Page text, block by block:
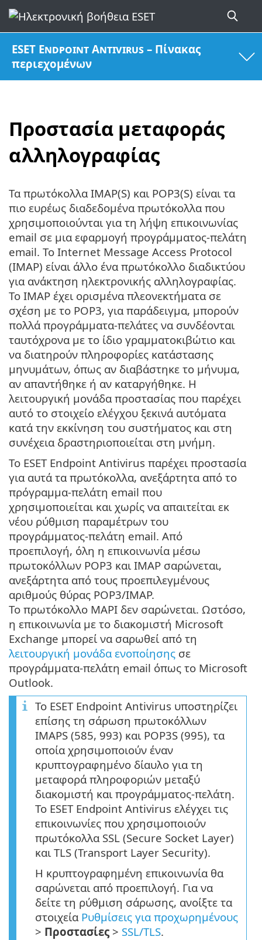
ESET Endpoint Antivirus – Πίνακας
περιεχομένων
Προστασία μεταφοράς
αλληλογραφίας
Τα πρωτόκολλα IMAP(S) και POP3(S) είναι τα
πιο ευρέως διαδεδομένα πρωτόκολλα που
χρησιμοποιούνται για τη λήψη επικοινωνίας
email σε μια εφαρμογή προγράμματος-πελάτη
email. Το Internet Message Access Protocol
(IMAP) είναι άλλο ένα πρωτόκολλο διαδικτύου
για ανάκτηση ηλεκτρονικής αλληλογραφίας.
Το IMAP έχει ορισμένα πλεονεκτήματα σε
σχέση με το POP3, για παράδειγμα, μπορούν
πολλά προγράμματα-πελάτες να συνδέονται
ταυτόχρονα με το ίδιο γραμματοκιβώτιο και
να διατηρούν πληροφορίες κατάστασης
μηνυμάτων, όπως αν διαβάστηκε το μήνυμα,
αν απαντήθηκε ή αν καταργήθηκε. Η
λειτουργική μονάδα προστασίας που παρέχει
αυτό το στοιχείο ελέγχου ξεκινά αυτόματα
κατά την εκκίνηση του συστήματος και στη
συνέχεια δραστηριοποιείται στη μνήμη.
Το ESET Endpoint Antivirus παρέχει προστασία
για αυτά τα πρωτόκολλα, ανεξάρτητα από το
πρόγραμμα-πελάτη email που
χρησιμοποιείται και χωρίς να απαιτείται εκ
νέου ρύθμιση παραμέτρων του
προγράμματος-πελάτη email. Από
προεπιλογή, όλη η επικοινωνία μέσω
πρωτοκόλλων POP3 και IMAP σαρώνεται,
ανεξάρτητα από τους προεπιλεγμένους
αριθμούς θύρας POP3/IMAP.
Το πρωτόκολλο MAPI δεν σαρώνεται. Ωστόσο,
η επικοινωνία με το διακομιστή Microsoft
Exchange μπορεί να σαρωθεί από τη
λειτουργική μονάδα ενοποίησης σε
προγράμματα-πελάτη email όπως το Microsoft
Outlook.
Το ESET Endpoint Antivirus υποστηρίζει
επίσης τη σάρωση πρωτοκόλλων
IMAPS (585, 993) και POP3S (995), τα
οποία χρησιμοποιούν έναν
κρυπτογραφημένο δίαυλο για τη
μεταφορά πληροφοριών μεταξύ
διακομιστή και προγράμματος-πελάτη.
Το ESET Endpoint Antivirus ελέγχει τις
επικοινωνίες που χρησιμοποιούν
πρωτόκολλα SSL (Secure Socket Layer)
και TLS (Transport Layer Security).
Η κρυπτογραφημένη επικοινωνία θα
σαρώνεται από προεπιλογή. Για να
δείτε τη ρύθμιση σάρωσης, ανοίξτε τα
στοιχεία Ρυθμίσεις για προχωρημένους
> Προστασίες > SSL/TLS.